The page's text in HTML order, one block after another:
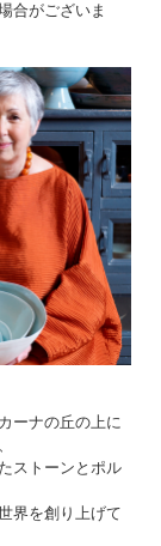
合がございま
ーナの丘の上に
ストーンとポル
界を創り上げて